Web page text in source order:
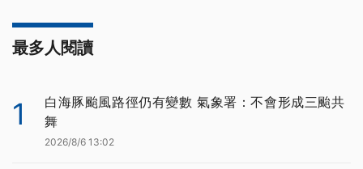
最多人閱讀
1
白海豚颱風路徑仍有變數 氣象署：不會形成三颱共
舞
2026/8/6 13:02